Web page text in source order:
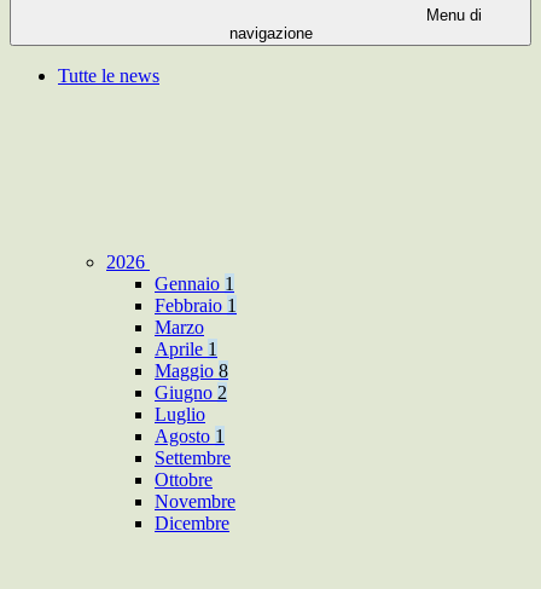
Menu di
navigazione
Tutte le news
2026
Gennaio 1
Febbraio 1
Marzo
Aprile 1
Maggio 8
Giugno 2
Luglio
Agosto 1
Settembre
Ottobre
Novembre
Dicembre